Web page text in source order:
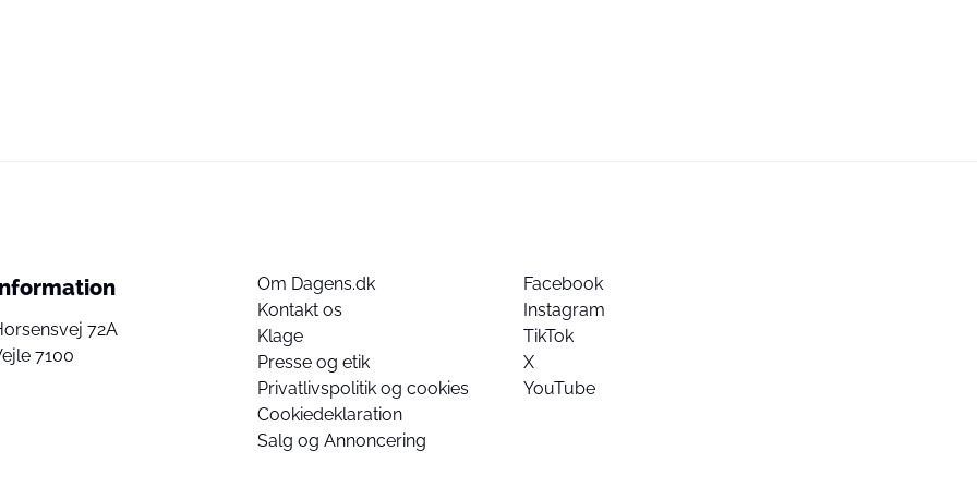
72A
7100
Om Dagens.dk
Kontakt os
Klage
Presse og etik
Privatlivspolitik og cookies
Cookiedeklaration
Salg og Annoncering
Facebook
Instagram
TikTok
X
YouTube